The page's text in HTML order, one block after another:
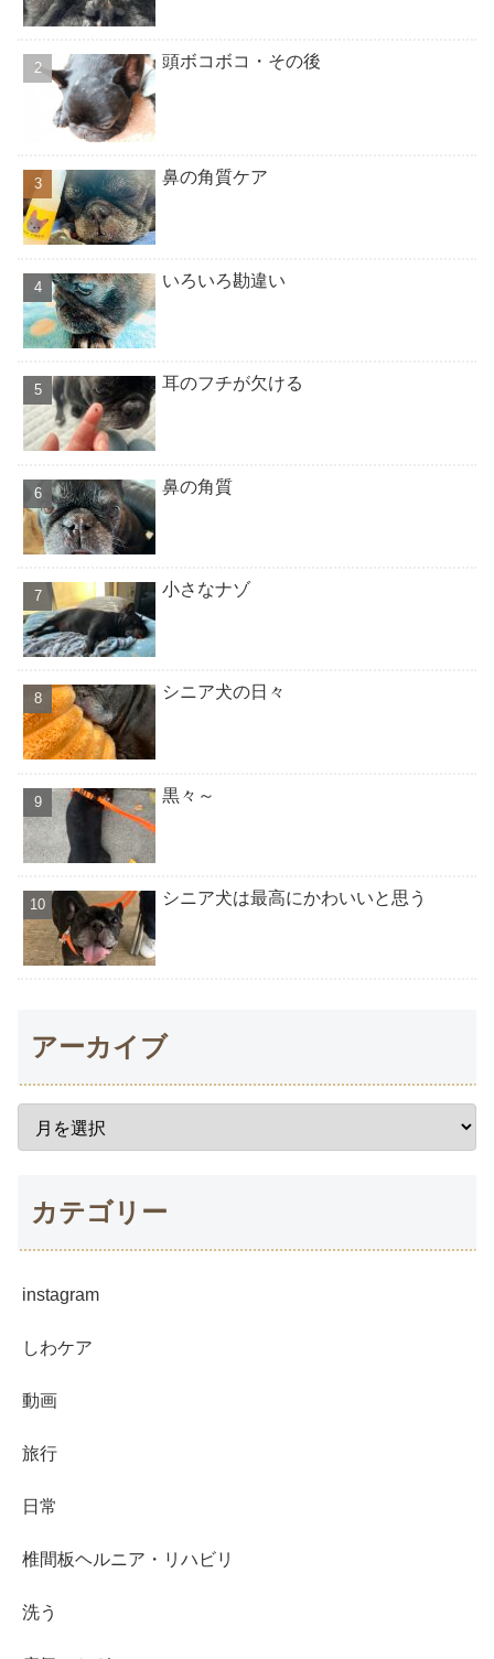
頭ボコボコ・その後
鼻の角質ケア
いろいろ勘違い
耳のフチが欠ける
鼻の角質
小さなナゾ
シニア犬の日々
黒々～
シニア犬は最高にかわいいと思う
アーカイブ
カテゴリー
instagram
しわケア
動画
旅行
日常
椎間板ヘルニア・リハビリ
洗う